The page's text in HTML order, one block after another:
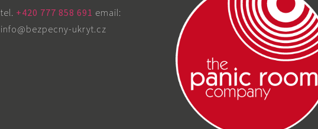
tel. ‭ +420 777 858 691 email:
info@bezpecny-ukryt.cz